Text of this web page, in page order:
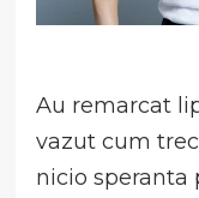
Au remarcat
vazut cum
nicio speranta